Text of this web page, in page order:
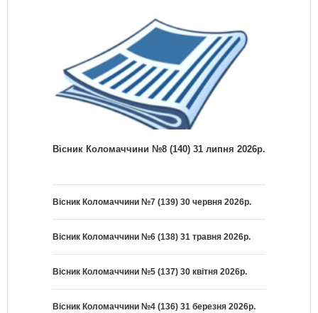
Вісник Коломаччини №8 (140) 31 липня 2026р.
Вісник Коломаччини №7 (139) 30 червня 2026р.
Вісник Коломаччини №6 (138) 31 травня 2026р.
Вісник Коломаччини №5 (137) 30 квітня 2026р.
Вісник Коломаччини №4 (136) 31 березня 2026р.